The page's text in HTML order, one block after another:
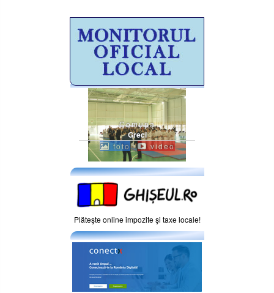
Comuna
Greci
foto video
Plăteşte online impozite şi taxe locale!